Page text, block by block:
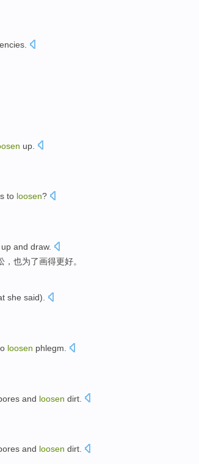
up
to loosen?
up and draw.
， 也为了画得更好。
she said).
loosen phlegm.
and loosen dirt
and loosen dirt.